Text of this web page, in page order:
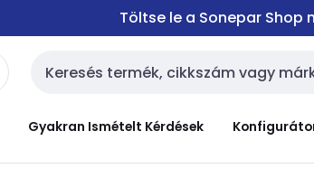
Töltse le a Sonepar
Keresési bemenet
Gyakran Ismételt Kérdések